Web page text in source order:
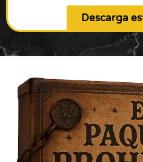
Descarga